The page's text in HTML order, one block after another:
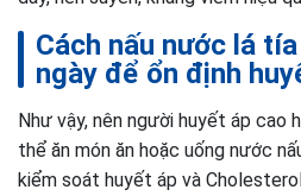
Cách nấu nước lá
ngày để ổn định
Như vậy, nên người huyết áp cao
thể ăn món ăn hoặc uống nước
kiểm soát huyết áp và